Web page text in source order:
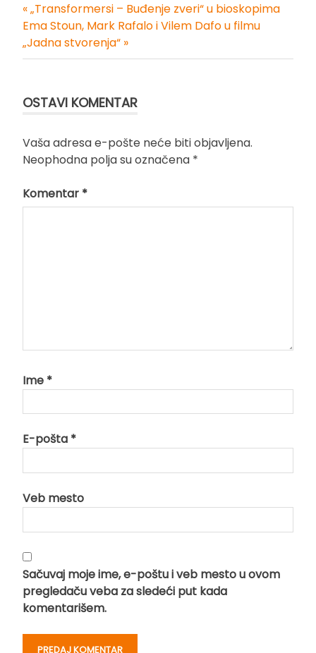
Kretanje
članka
« „Transformersi – Buđenje zveri“ u bioskopima
Ema Stoun, Mark Rafalo i Vilem Dafo u filmu
„Jadna stvorenja“ »
OSTAVI KOMENTAR
Vaša adresa e-pošte neće biti objavljena.
Neophodna polja su označena *
Komentar *
Ime *
E-pošta *
Veb mesto
Sačuvaj moje ime, e-poštu i veb mesto u ovom
pregledaču veba za sledeći put kada
komentarišem.